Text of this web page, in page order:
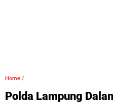
Home /
Polda Lampung